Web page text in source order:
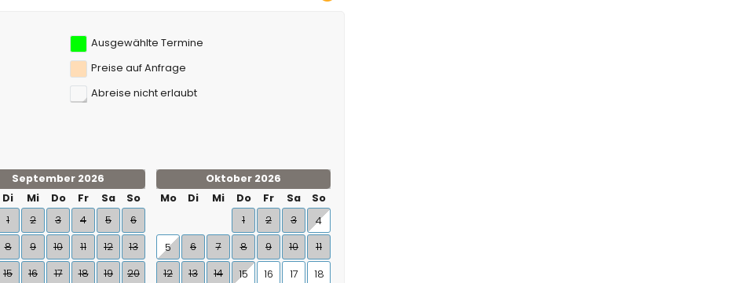
Ausgewählte Termine
Preise auf Anfrage
Abreise nicht erlaubt
September 2026
Di Mi Do Fr Sa
So
1
2 3 4 5
6
8 9 10 11 12
13
15 16 17 18 19
20
Oktober 2026
Mo
Di Mi Do Fr Sa
So
1
2 3
4
5
6 7 8 9 10
11
12
13 14 15 16 17
18